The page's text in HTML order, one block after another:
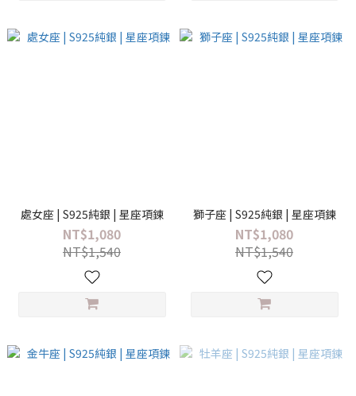
處女座 | S925純銀 | 星座項鍊
NT$1,080
NT$1,540
獅子座 | S925純銀 | 星座項鍊
NT$1,080
NT$1,540